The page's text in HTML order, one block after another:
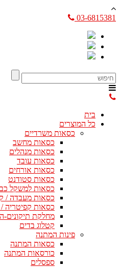
03-6815381
בית
כל המוצרים
כסאות משרדיים
כסאות מחשב
כסאות מנהלים
כסאות עובד
כסאות אורחים
כסאות סטודנט
כסאות למשקל
כסאות מעבדה /
כסאות קפיטריה
מחלקת תיקונים-
קטלוג בדים
פינות המתנה
כסאות המתנה
כורסאות המתנה
ספסלים